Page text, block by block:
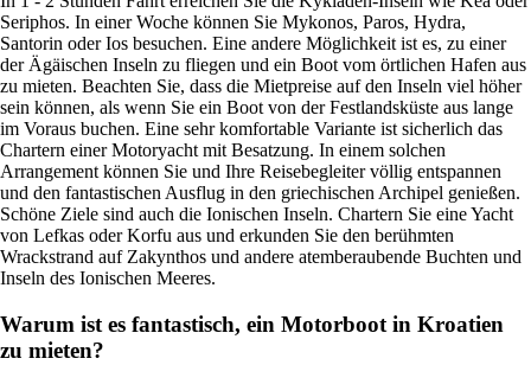
Seriphos. In einer Woche können Sie Mykonos, Paros, Hydra,
Santorin oder Ios besuchen. Eine andere Möglichkeit ist es, zu einer
der Ägäischen Inseln zu fliegen und ein Boot vom örtlichen Hafen aus
zu mieten. Beachten Sie, dass die Mietpreise auf den Inseln viel höher
sein können, als wenn Sie ein Boot von der Festlandsküste aus lange
im Voraus buchen. Eine sehr komfortable Variante ist sicherlich das
Chartern einer Motoryacht mit Besatzung. In einem solchen
Arrangement können Sie und Ihre Reisebegleiter völlig entspannen
und den fantastischen Ausflug in den griechischen Archipel genießen.
Schöne Ziele sind auch die Ionischen Inseln. Chartern Sie eine Yacht
von Lefkas oder Korfu aus und erkunden Sie den berühmten
Wrackstrand auf Zakynthos und andere atemberaubende Buchten und
Inseln des Ionischen Meeres.
Warum ist es fantastisch, ein Motorboot in Kroatien
zu mieten?